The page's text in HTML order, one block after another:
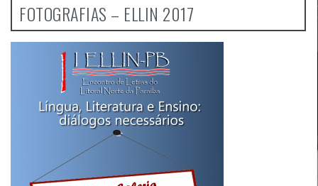
FOTOGRAFIAS – ELLIN 2017